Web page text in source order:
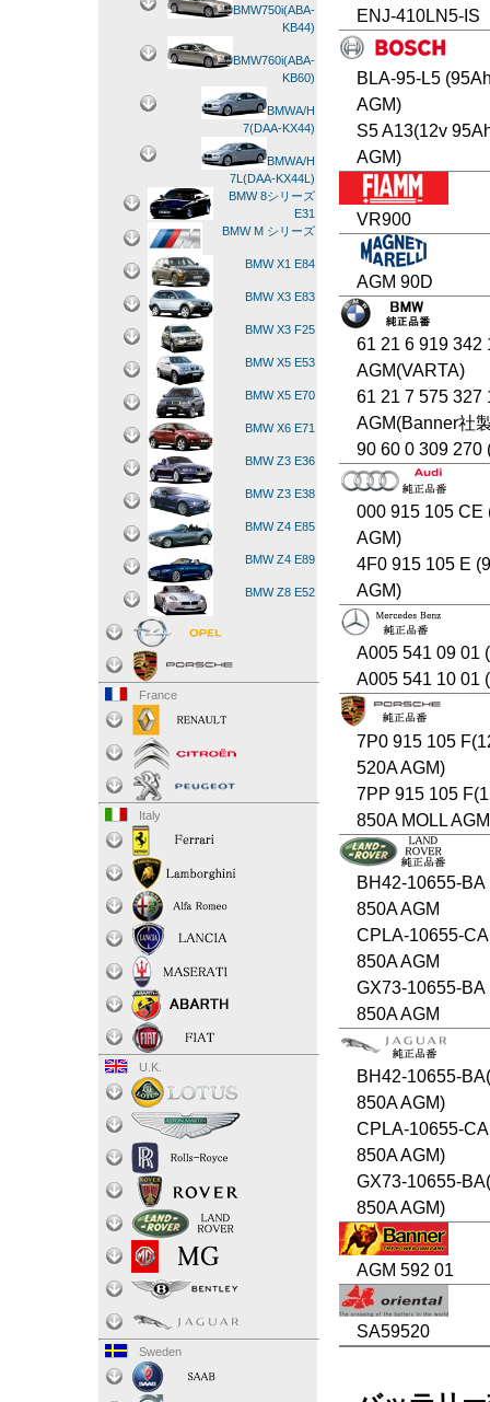
ENJ-410LN5-IS
BLA-95-L5
AGM)
S5 A13(12v
AGM)
VR900
AGM 90D
61 21 6 919 342
AGM(VARTA)
61 21 7 575 327
AGM(Banner社
90 60 0 309 270
000 915 105 CE
AGM)
4F0 915 105 E
AGM)
A005 541 09 01
A005 541 10 01
7P0 915 105
520A AGM)
7PP 915 105
850A MOLL
BH42-10655-BA
850A AGM
CPLA-10655-
850A AGM
GX73-10655-BA
850A AGM
BH42-10655-
850A AGM)
CPLA-10655-
850A AGM)
GX73-10655-
850A AGM)
AGM 592 01
SA59520
BMW750i(ABA-
KB44)
BMW760i(ABA-
KB60)
BMWA/H
7(DAA-KX44)
BMWA/H
7L(DAA-KX44L)
BMW 8シリーズ
E31
BMW M シリーズ
BMW X1 E84
BMW X3 E83
BMW X3 F25
BMW X5 E53
BMW X5 E70
BMW X6 E71
BMW Z3 E36
BMW Z3 E38
BMW Z4 E85
BMW Z4 E89
BMW Z8 E52
France
Italy
U.K.
Sweden